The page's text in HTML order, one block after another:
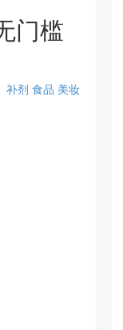
门槛
补剂 食品 美妆